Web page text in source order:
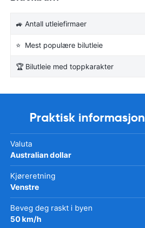
🚙 Antall utleiefirmaer
⭐ Mest populære bilutleie
🏆 Bilutleie med toppkarakter
Praktisk informasjon
Valuta
Australian dollar
Kjøreretning
Venstre
Beveg deg raskt i byen
50 km/h